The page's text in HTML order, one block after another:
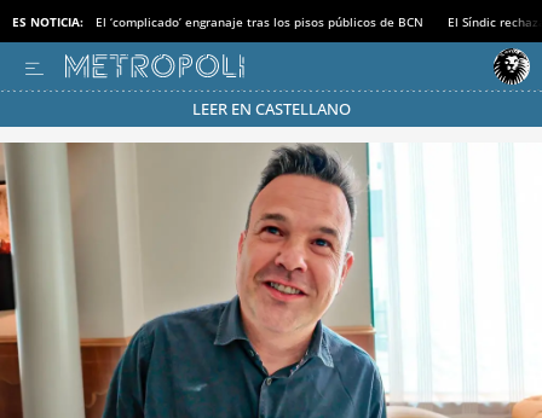
ES NOTICIA: El ‘complicado’ engranaje tras los pisos públicos de BCN El Síndic
LEER EN CASTELLANO
Pásate al MODO AHORRO